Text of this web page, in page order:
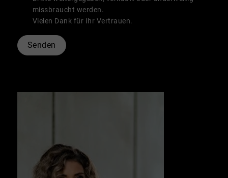
missbraucht werden.
Vielen Dank für Ihr Vertrauen.
Senden